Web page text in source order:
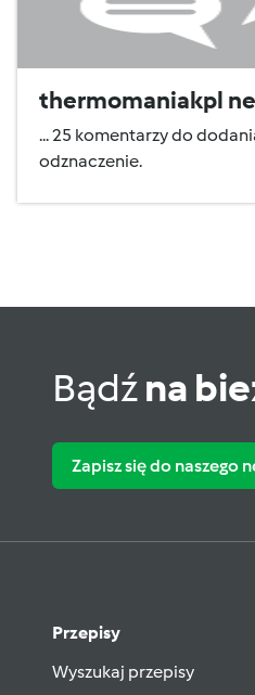
thermomaniakpl
... 25 komentarzy do
odznaczenie.
Bądźna
Zapisz się do naszego
Przepisy
Wyszukaj przepisy